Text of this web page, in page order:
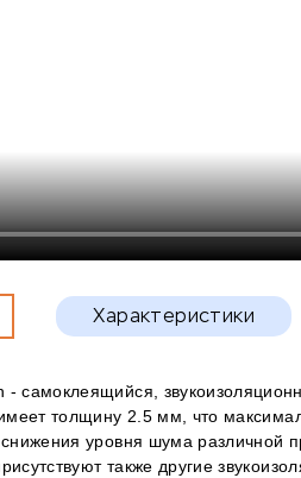
Характеристики
- самоклеящийся,
толщину 2.5 мм, что
уровня шума различной
также другие